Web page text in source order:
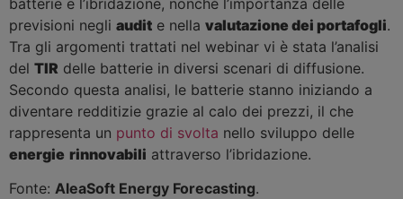
previsioni negli audit e nella valutazione dei portafogli.
Tra gli argomenti trattati nel webinar vi è stata l’analisi
del TIR delle batterie in diversi scenari di diffusione.
Secondo questa analisi, le batterie stanno iniziando a
diventare redditizie grazie al calo dei prezzi, il che
rappresenta un punto di svolta nello sviluppo delle
energie rinnovabili attraverso l’ibridazione.
Fonte: AleaSoft Energy Forecasting.